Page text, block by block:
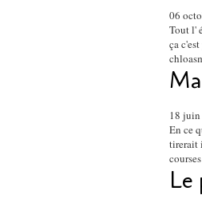
06
Tout l'
ça
18
En ce
tirerait
Le